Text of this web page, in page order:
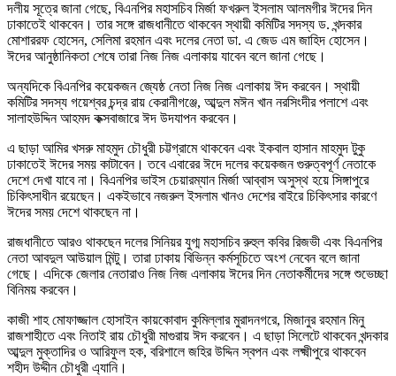
দলীয় সূত্রে জানা গেছে, বিএনপির মহাসচিব মির্জা ফখরুল ইসলাম আলমগীর ঈদের দিন
ঢাকাতেই থাকবেন। তার সঙ্গে রাজধানীতে থাকবেন স্থায়ী কমিটির সদস্য ড. খন্দকার
মোশাররফ হোসেন, সেলিমা রহমান এবং দলের নেতা ডা. এ জেড এম জাহিদ হোসেন।
ঈদের আনুষ্ঠানিকতা শেষে তারা নিজ নিজ এলাকায় যাবেন বলে জানা গেছে।
অন্যদিকে বিএনপির কয়েকজন জ্যেষ্ঠ নেতা নিজ নিজ এলাকায় ঈদ করবেন। স্থায়ী
কমিটির সদস্য গয়েশ্বর চন্দ্র রায় কেরানীগঞ্জে, আব্দুল মঈন খান নরসিংদীর পলাশে এবং
সালাহউদ্দিন আহমদ কক্সবাজারে ঈদ উদযাপন করবেন।
এ ছাড়া আমির খসরু মাহমুদ চৌধুরী চট্টগ্রামে থাকবেন এবং ইকবাল হাসান মাহমুদ টুকু
ঢাকাতেই ঈদের সময় কাটাবেন। তবে এবারের ঈদে দলের কয়েকজন গুরুত্বপূর্ণ নেতাকে
দেশে দেখা যাবে না। বিএনপির ভাইস চেয়ারম্যান মির্জা আব্বাস অসুস্থ হয়ে সিঙ্গাপুরে
চিকিৎসাধীন রয়েছেন। একইভাবে নজরুল ইসলাম খানও দেশের বাইরে চিকিৎসার কারণে
ঈদের সময় দেশে থাকছেন না।
রাজধানীতে আরও থাকছেন দলের সিনিয়র যুগ্ম মহাসচিব রুহুল কবির রিজভী এবং বিএনপির
নেতা আবদুল আউয়াল মিন্টু। তারা ঢাকায় বিভিন্ন কর্মসূচিতে অংশ নেবেন বলে জানা
গেছে। এদিকে জেলার নেতারাও নিজ নিজ এলাকায় ঈদের দিন নেতাকর্মীদের সঙ্গে শুভেচ্ছা
বিনিময় করবেন।
কাজী শাহ মোফাজ্জাল হোসাইন কায়কোবাদ কুমিল্লার মুরাদনগরে, মিজানুর রহমান মিনু
রাজশাহীতে এবং নিতাই রায় চৌধুরী মাগুরায় ঈদ করবেন। এ ছাড়া সিলেটে থাকবেন খন্দকার
আব্দুল মুক্তাদির ও আরিফুল হক, বরিশালে জহির উদ্দিন স্বপন এবং লক্ষ্মীপুরে থাকবেন
শহীদ উদ্দীন চৌধুরী এ্যানি।